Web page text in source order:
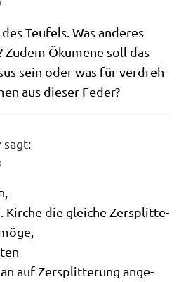
Teu­fels. Was ande­res
Zudem Öku­me­ne soll das
sein oder was für ver­dreh­
aus die­ser Feder?
sagt:
Kir­che die glei­che Zer­split­te­
auf Zer­split­te­rung ange­